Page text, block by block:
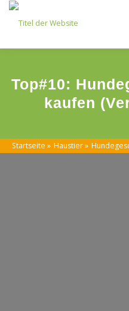
Skip
content
Top#10:
kaufen
Startseite » Haustier»